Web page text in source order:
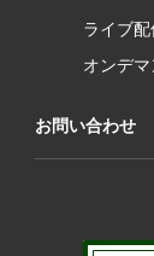
ライブ配
オンデマ
お問い合わせ